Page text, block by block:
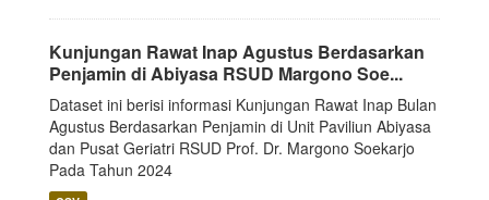
Kunjungan Rawat Inap Agustus Berdasarkan
Penjamin di Abiyasa RSUD Margono Soe...
Dataset ini berisi informasi Kunjungan Rawat Inap Bulan
Agustus Berdasarkan Penjamin di Unit Paviliun Abiyasa
dan Pusat Geriatri RSUD Prof. Dr. Margono Soekarjo
Pada Tahun 2024